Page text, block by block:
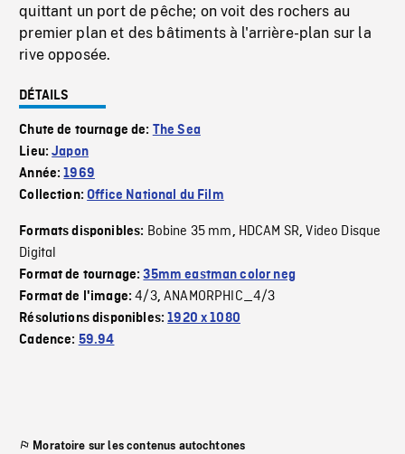
quittant un port de pêche; on voit des rochers au
premier plan et des bâtiments à l'arrière-plan sur la
rive opposée.
DÉTAILS
Chute de tournage de: The Sea
Lieu:Japon
Année:1969
Collection:Office National du Film
Formats disponibles: Bobine 35 mm, HDCAM SR,Video Disque
Digital
Format de tournage:35mm eastman color neg
Format de l'image:4/3,ANAMORPHIC_4/3
Résolutions disponibles:1920 x 1080
Cadence: 59.94
Moratoire sur les contenus autochtones